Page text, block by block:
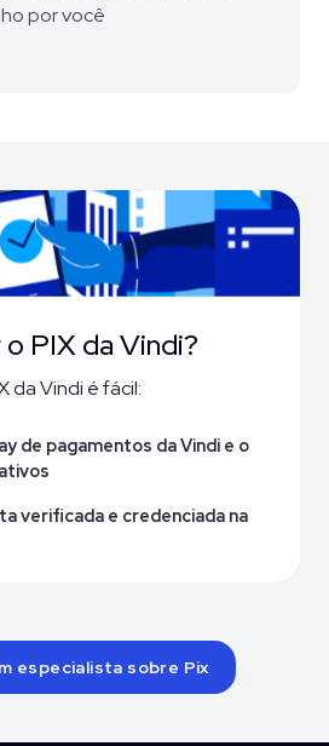
por você
PIX da Vindi?
da Vindi é fácil:
de pagamentos da Vindi e o
verificada e credenciada na
especialista sobre Pix